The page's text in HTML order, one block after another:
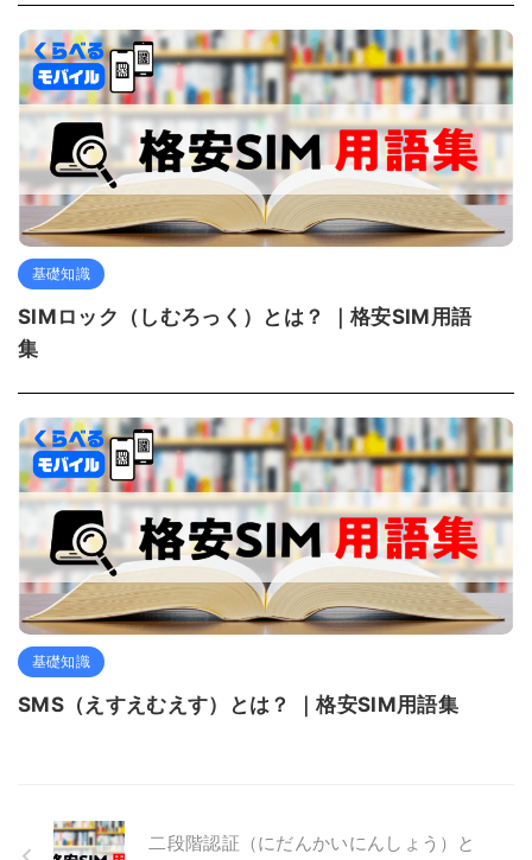
基礎知識
SIMロック（しむろっく）とは？ ｜格安SIM用語
集
基礎知識
SMS（えすえむえす）とは？ ｜格安SIM用語集
二段階認証（にだんかいにんしょう）と